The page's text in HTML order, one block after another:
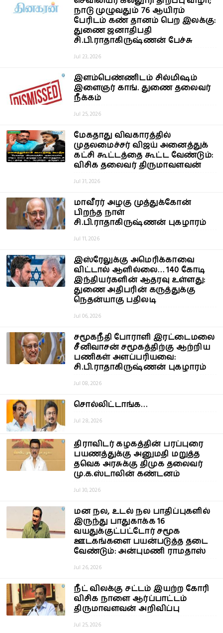
நாடு முழுவதும் 76 ஆயிரம்
பேரிடம் கண் தானம் பெற இலக்கு:
துணை ஜனாதிபதி
சி.பி.ராதாகிருஷ்ணன் பேச்சு
Jul 23, 2026
இளம்பெண்ணிடம் சில்மிஷம்
இளைஞர் காங். துணை தலைவர்
நீக்கம்
Jul 25, 2026
மேகதாது விவகாரத்தில்
முதலமைச்சர் விஜய் அனைத்துக்
கட்சி கூட்டத்தை கூட்ட வேண்டும்:
விசிக தலைவர் திருமாவளவன்
Jul 31, 2026
மாவீரர் அழகு முத்துக்கோன்
பிறந்த நாள்
சி.பி.ராதாகிருஷ்ணன் புகழாரம்
Jul 11, 2026
இஸ்ரேலுக்கு அமெரிக்காவை
விட்டால் ஆளில்லை… 140 கோடி
இந்தியர்களின் ஆதரவு உள்ளது:
துணை அதிபரின் கருத்துக்கு
நெதன்யாகு பதிலடி
Jul 06, 2026
சமூகநீதி போராளி இரட்டைமலை
சீனிவாசன் சமூகத்திற்கு ஆற்றிய
பணிகள் அளப்பரியவை:
சி.பி.ராதாகிருஷ்ணன் புகழாரம்
Jul 08, 2026
சொல்லிட்டாங்க…
Jul 28, 2026
திராவிடர் கழகத்தின் பரப்புரை
பயணத்துக்கு அனுமதி மறுத்த
தவெக அரசுக்கு திமுக தலைவர்
மு.க.ஸ்டாலின் கண்டனம்
Jul 30, 2026
மன நல, உடல் நல பாதிப்புகளில்
இருந்து பாதுகாக்க 16
வயதுக்குட்பட்டோர் சமூக
ஊடகங்களை பயன்படுத்த தடை
வேண்டும்: அன்புமணி ராமதாஸ்
Jul 26, 2026
நீட் விலக்கு சட்டம் இயற்ற கோரி
விசிக நாளை ஆர்ப்பாட்டம்
திருமாவளவன் அறிவிப்பு
Jul 25, 2026